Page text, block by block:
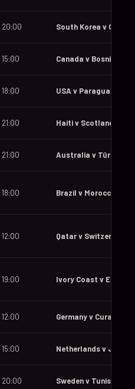
20:00 South Korea v
15:00 Canada v Bosnia and
18:00 USA v Paraguay
21:00 Haiti v Scotland
21:00 Australia v Türkiye
18:00 Brazil v Morocco
12:00 Qatar v Switzerland
19:00 Ivory Coast v
12:00 Germany v Curaçao
15:00 Netherlands v Japan
20:00 Sweden v Tunisia